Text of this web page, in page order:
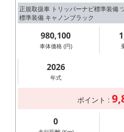
正規取扱車 トリッパーナビ標準装備
標準装備 キャノンブラック
980,100
車体価格 (円)
2026
年式
ポイント :
0